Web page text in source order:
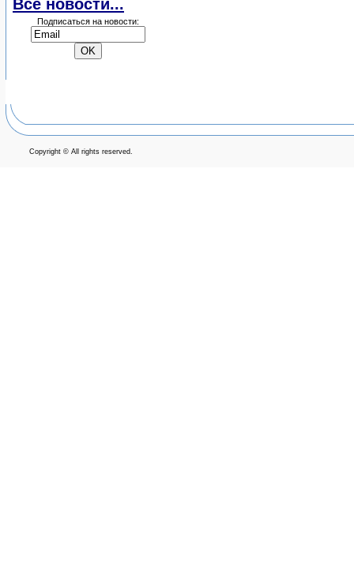
Подписаться на новости:
Copyright © All rights reserved.